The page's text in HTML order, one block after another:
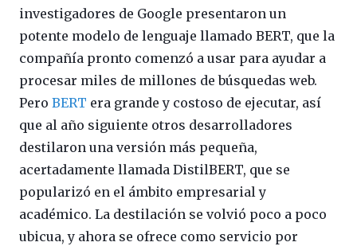
investigadores de Google presentaron un
potente modelo de lenguaje llamado BERT, que la
compañía pronto comenzó a usar para ayudar a
procesar miles de millones de búsquedas web.
Pero BERT era grande y costoso de ejecutar, así
que al año siguiente otros desarrolladores
destilaron una versión más pequeña,
acertadamente llamada DistilBERT, que se
popularizó en el ámbito empresarial y
académico. La destilación se volvió poco a poco
ubicua, y ahora se ofrece como servicio por